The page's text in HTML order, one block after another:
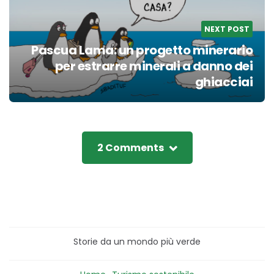
NEXT POST
Pascua Lama: un progetto minerario
per estrarre minerali a danno dei
ghiacciai
2 Comments
Storie da un mondo più verde